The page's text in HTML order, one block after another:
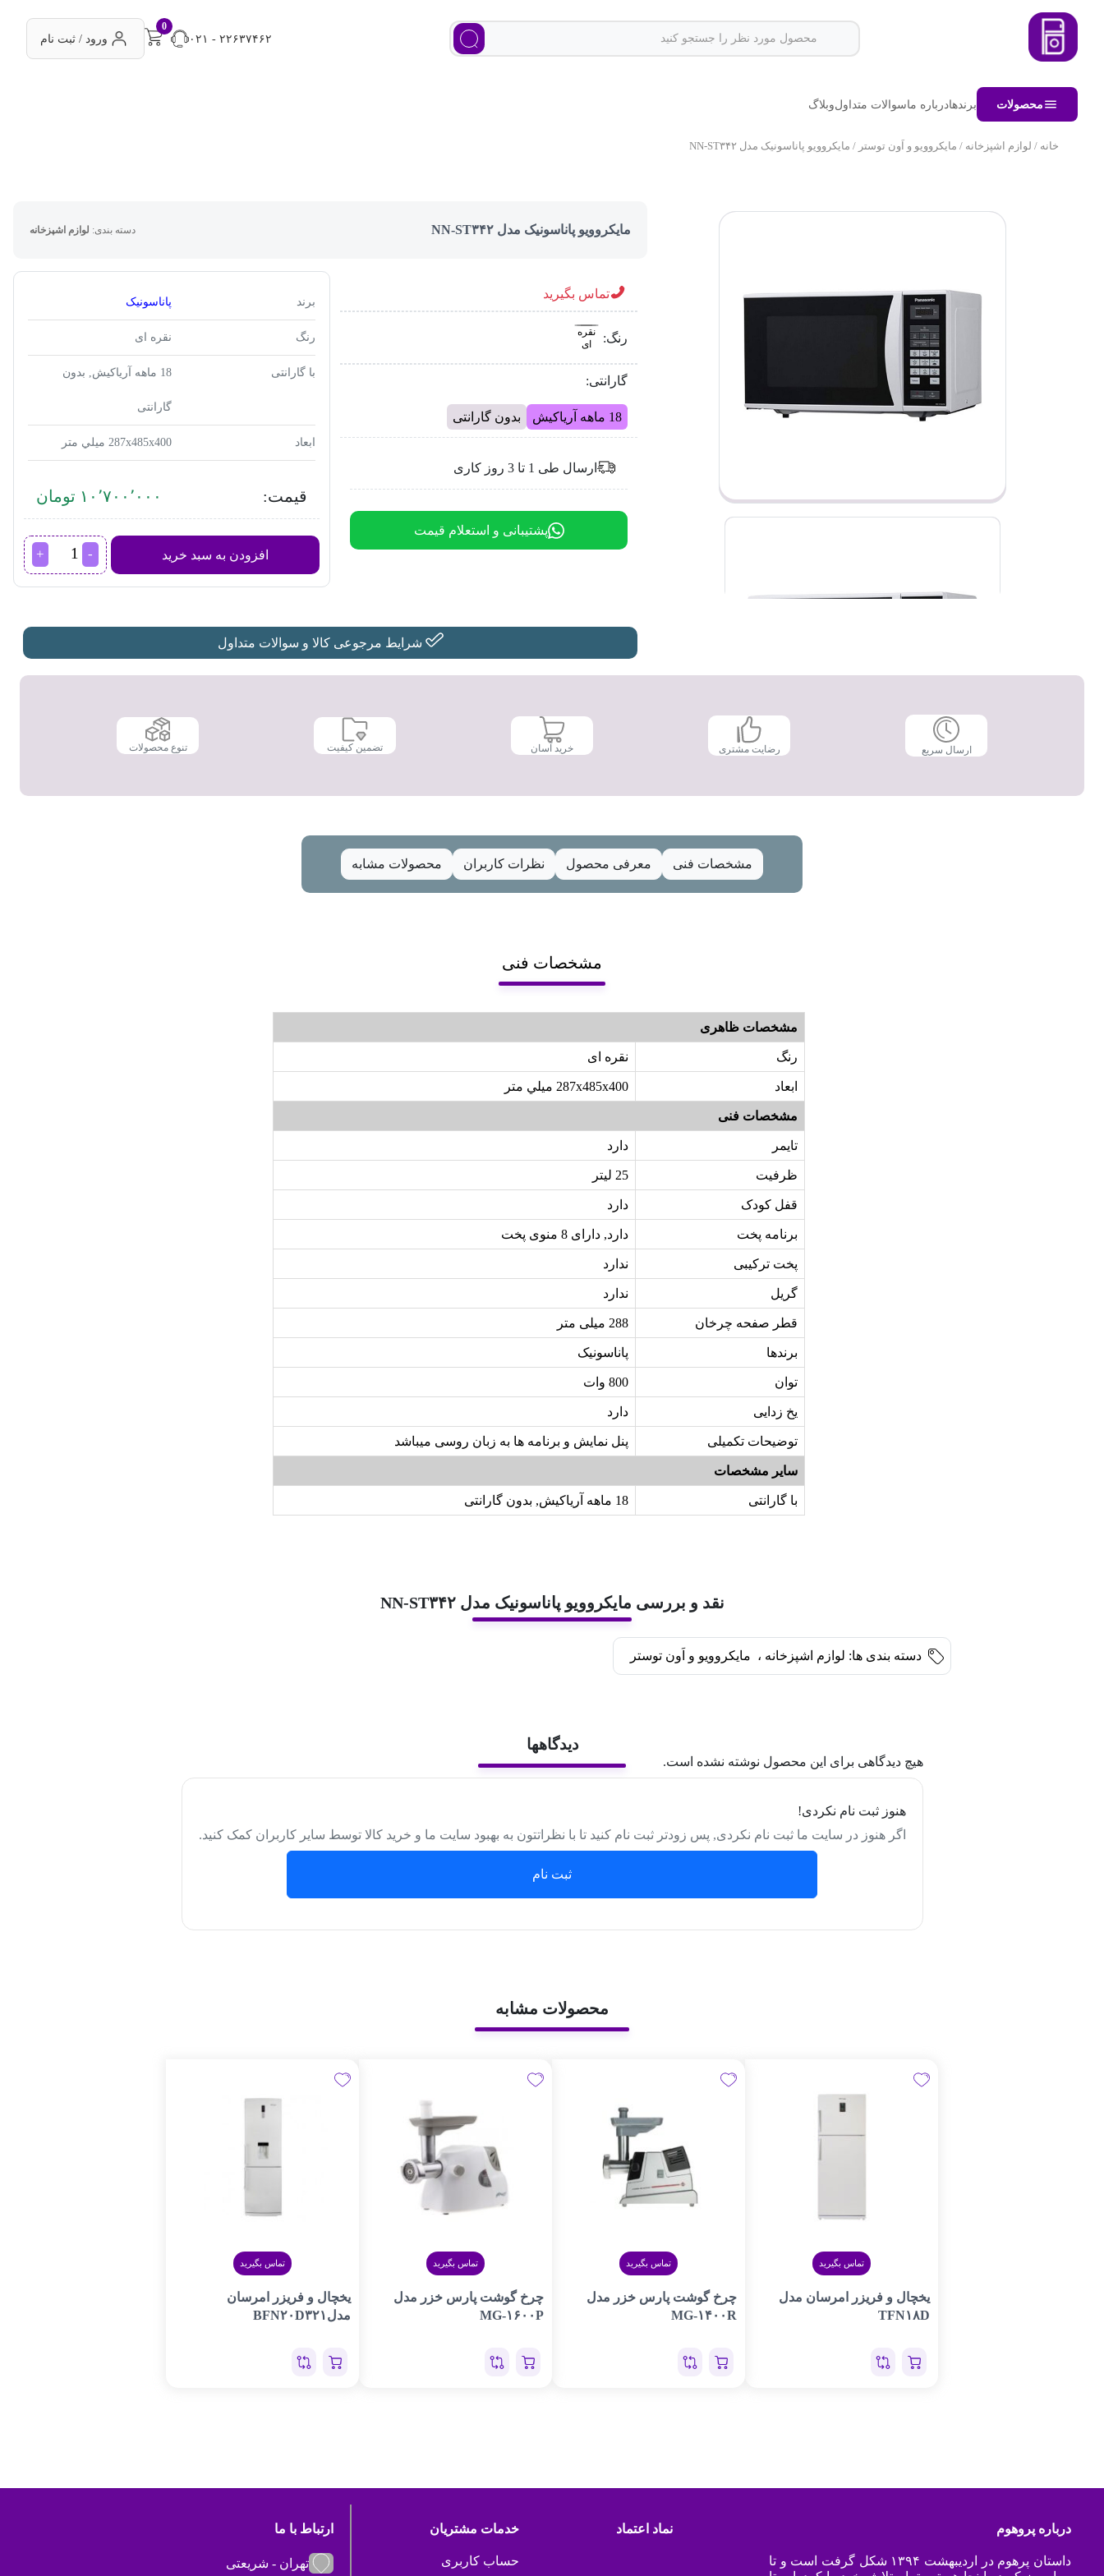
۰۲۱ - ۲۲۶۳۷۴۶۲
0
ورود / ثبت نام
محصولات برندهادرباره ماسوالات متداولوبلاگ
خانه / لوازم اشپزخانه / مایکروویو و اَون توستر / مایکروویو پاناسونیک مدل NN-ST۳۴۲
مایکروویو پاناسونیک مدل NN-ST۳۴۲ دسته بندی: لوازم اشپزخانه
تماس بگیرید
رنگ:
نقره
ای
گارانتی:
18 ماهه آریاکیش بدون گارانتی
ارسال طی 1 تا 3 روز کاری
پشتیبانی و استعلام قیمت
برند پاناسونیک
رنگ نقره ای
با گارانتی 18 ماهه آریاکیش, بدون
گارانتی
ابعاد 287x485x400 ميلي‌ متر
قیمت: ۱۰٬۷۰۰٬۰۰۰ تومان
افزودن به سبد خرید
مایکروویو
پاناسونیک
عدد
شرایط مرجوعی کالا و سوالات متداول
ارسال سریع رضایت مشتری خرید آسان تضمین کیفیت تنوع محصولات
مشخصات فنی معرفی محصول نظرات کاربران محصولات مشابه
مشخصات فنی
مشخصات ظاهری
رنگ نقره ای
ابعاد 287x485x400 ميلي‌ متر
مشخصات فنی
تایمر دارد
ظرفیت 25 لیتر
قفل کودک دارد
برنامه پخت دارد, دارای 8 منوی پخت
پخت ترکیبی ندارد
گریل ندارد
قطر صفحه چرخان 288 میلی متر
برندها پاناسونیک
توان 800 وات
یخ زدایی دارد
توضیحات تکمیلی پنل نمایش و برنامه ها به زبان روسی میباشد
سایر مشخصات
با گارانتی 18 ماهه آریاکیش, بدون گارانتی
نقد و بررسی مایکروویو پاناسونیک مدل NN-ST۳۴۲
دسته بندی ها: لوازم اشپزخانه ، مایکروویو و اَون توستر
دیدگاهها
هیچ دیدگاهی برای این محصول نوشته نشده است.
هنوز ثبت نام نکردی!
اگر هنوز در سایت ما ثبت نام نکردی, پس زودتر ثبت نام کنید تا با نظراتتون به بهبود سایت ما و خرید کالا توسط سایر کاربران کمک کنید.
ثبت نام
محصولات مشابه
تماس بگیرید
یخچال و فریزر امرسان مدل
TFN۱۸D
تماس بگیرید
چرخ گوشت پارس خزر مدل
MG-۱۴۰۰R
تماس بگیرید
چرخ گوشت پارس خزر مدل
MG-۱۶۰۰P
تماس بگیرید
یخچال و فریزر امرسان
مدلBFN۲۰D۳۲۱
درباره پروهوم
داستان پرهوم در اردیبهشت ۱۳۹۴ شکل گرفت است و تا
نماد اعتماد خدمات مشتریان
حساب کاربری
ارتباط با ما
تهران - شریعتی